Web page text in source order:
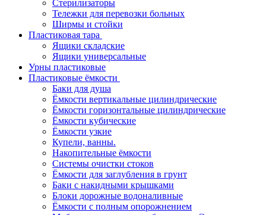
Стерилизаторы
Тележки для перевозки больных
Ширмы и стойки
Пластиковая тара
Ящики складские
Ящики универсальные
Урны пластиковые
Пластиковые ёмкости
Баки для душа
Ёмкости вертикальные цилиндрические
Ёмкости горизонтальные цилиндрические
Ёмкости кубические
Ёмкости узкие
Купели, ванны.
Накопительные ёмкости
Системы очистки стоков
Ёмкости для заглубления в грунт
Баки с накидными крышками
Блоки дорожные водоналивные
Ёмкости с полным опорожнением